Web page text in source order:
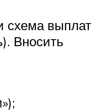
схема выплат
Вносить